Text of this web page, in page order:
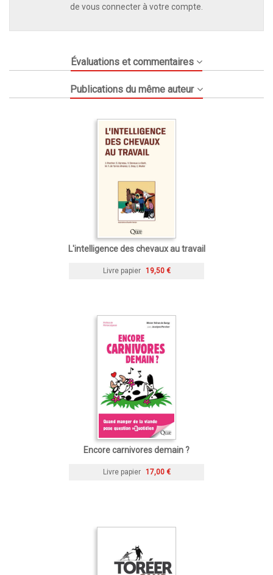
de vous connecter à votre compte.
Évaluations et commentaires
Publications du même auteur
L'intelligence des chevaux au travail
Livre papier 19,50 €
Encore carnivores demain ?
Livre papier 17,00 €